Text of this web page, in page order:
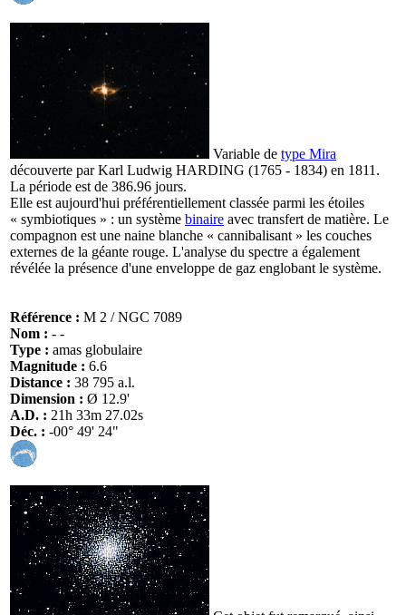
Variable de type Mira
découverte par Karl Ludwig HARDING (1765 - 1834) en 1811.
La période est de 386.96 jours.
Elle est aujourd'hui préférentiellement classée parmi les étoiles
« symbiotiques » : un système binaire avec transfert de matière. Le
compagnon est une naine blanche « cannibalisant » les couches
externes de la géante rouge. L'analyse du spectre a également
révélée la présence d'une enveloppe de gaz englobant le système.
Référence : M 2 / NGC 7089
Nom : - -
Type : amas globulaire
Magnitude : 6.6
Distance : 38 795 a.l.
Dimension : Ø 12.9'
A.D. : 21h 33m 27.02s
Déc. : -00° 49' 24"